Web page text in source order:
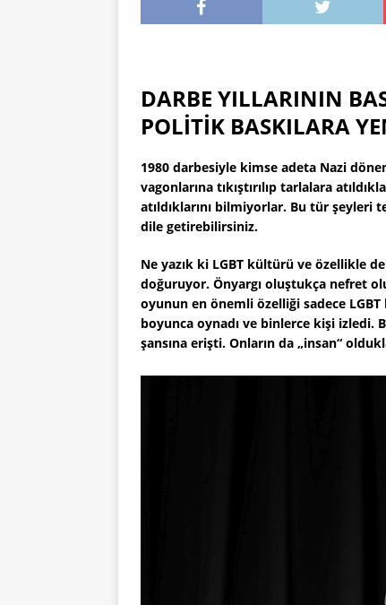
DARBE YILLARININ
POLİTİK BASKILARA
1980 darbesiyle kimse adeta Nazi
vagonlarına tıkıştırılıp tarlalara
atıldıklarını bilmiyorlar. Bu tür şeyleri
dile getirebilirsiniz.
Ne yazık ki LGBT kültürü ve özellikle
doğuruyor. Önyargı oluştukça nefret
oyunun en önemli özelliği sadece LGBT
boyunca oynadı ve binlerce kişi izledi.
şansına erişti. Onların da „insan“